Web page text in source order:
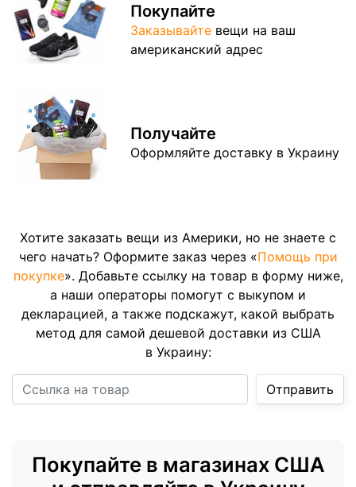
Покупайте
Заказывайте вещи на ваш
американский адрес
Получайте
Оформляйте доставку в Украину
Хотите заказать вещи из Америки, но не знаете с
чего начать? Оформите заказ через «Помощь при
покупке». Добавьте ссылку на товар в форму ниже,
а наши операторы помогут с выкупом и
декларацией, а также подскажут, какой выбрать
метод для самой дешевой доставки из США
в Украину:
Отправить
Покупайте в магазинах США